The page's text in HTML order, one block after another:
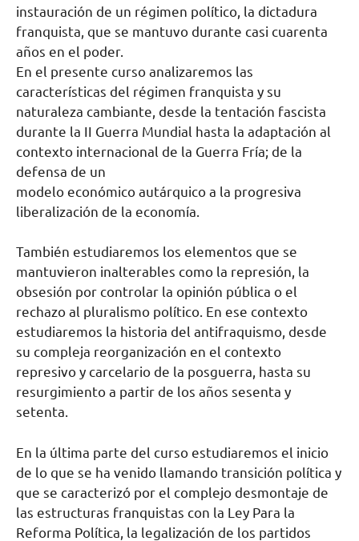
instauración de un régimen político, la dictadura
franquista, que se mantuvo durante casi cuarenta
años en el poder.
En el presente curso analizaremos las
características del régimen franquista y su
naturaleza cambiante, desde la tentación fascista
durante la II Guerra Mundial hasta la adaptación al
contexto internacional de la Guerra Fría; de la
defensa de un
modelo económico autárquico a la progresiva
liberalización de la economía.
También estudiaremos los elementos que se
mantuvieron inalterables como la represión, la
obsesión por controlar la opinión pública o el
rechazo al pluralismo político. En ese contexto
estudiaremos la historia del antifraquismo, desde
su compleja reorganización en el contexto
represivo y carcelario de la posguerra, hasta su
resurgimiento a partir de los años sesenta y
setenta.
En la última parte del curso estudiaremos el inicio
de lo que se ha venido llamando transición política y
que se caracterizó por el complejo desmontaje de
las estructuras franquistas con la Ley Para la
Reforma Política, la legalización de los partidos